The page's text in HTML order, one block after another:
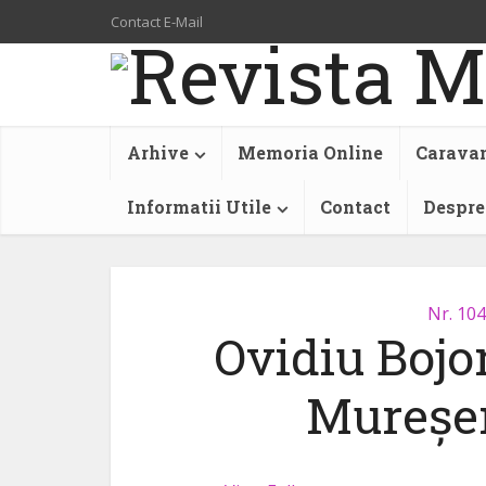
Contact E-Mail
Arhive Memoria Online
Informatii Utile Contact
Nr.
Ovidiu